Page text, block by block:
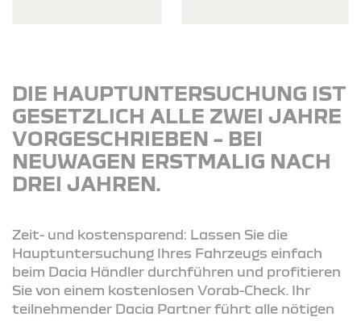
DIE HAUPTUNTERSUCHUNG IST
GESETZLICH ALLE ZWEI JAHRE
VORGESCHRIEBEN – BEI
NEUWAGEN ERSTMALIG NACH
DREI JAHREN.
Zeit- und kostensparend: Lassen Sie die
Hauptuntersuchung Ihres Fahrzeugs einfach
beim Dacia Händler durchführen und profitieren
Sie von einem kostenlosen Vorab-Check. Ihr
teilnehmender Dacia Partner führt alle nötigen